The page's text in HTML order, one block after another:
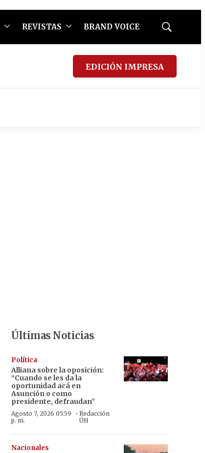
REVISTAS BRAND VOICE
Mostrar
EDICIÓN IMPRESA
Últimas Noticias
Política
Alliana sobre la oposición:
“Cuando se les da la
oportunidad acá en
Asunción o como
presidente, defraudan”
Agosto 7, 2026 05:59
p. m.
·Redacción
ÚH
Nacionales